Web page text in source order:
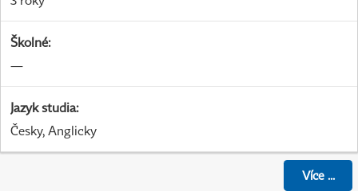
Školné:
—
Jazyk studia:
Česky, Anglicky
Více...